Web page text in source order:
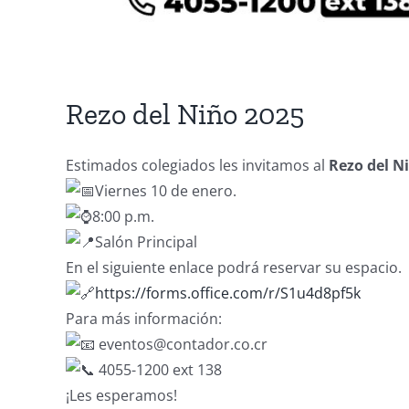
Rezo del Niño 2025
Estimados colegiados les invitamos al Rezo del
Viernes 10 de enero.
8:00 p.m.
Salón Principal
En el siguiente enlace podrá reservar su espacio.
https://forms.office.com/r/S1u4d8pf5k
Para más información:
eventos@contador.co.cr
4055-1200 ext 138
¡Les esperamos!